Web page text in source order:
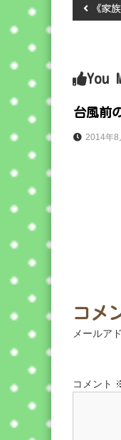
投
ナ
ビ
ゲ
《家
You
台風前
2014年8
コメ
メールア
コメント